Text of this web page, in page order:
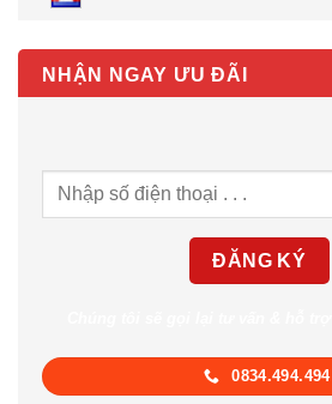
NHẬN NGAY ƯU ĐÃI
0834.494.494